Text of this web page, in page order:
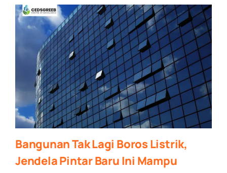
Bangunan Tak Lagi Boros Listrik,
Jendela Pintar Baru Ini Mampu